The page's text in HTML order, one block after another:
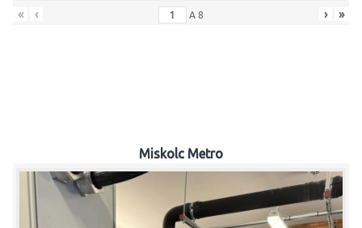
« ‹ A 8 › »
Miskolc Metro